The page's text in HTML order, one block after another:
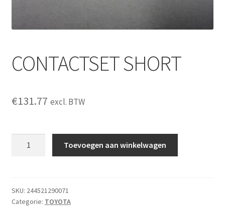
CONTACTSET SHORT
€131.77 excl. BTW
Toevoegen aan winkelwagen
SKU: 244521290071
Categorie: TOYOTA